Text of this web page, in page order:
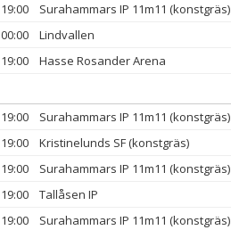
19:00 Surahammars IP 11m11 (konstgräs)
00:00 Lindvallen
19:00 Hasse Rosander Arena
19:00 Surahammars IP 11m11 (konstgräs)
19:00 Kristinelunds SF (konstgräs)
19:00 Surahammars IP 11m11 (konstgräs)
19:00 Tallåsen IP
19:00 Surahammars IP 11m11 (konstgräs)